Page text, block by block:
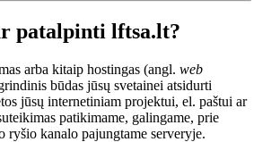
patalpinti lftsa.lt?
arba kitaip hostingas (angl. web
būdas jūsų svetainei atsidurti
jūsų internetiniam projektui, el. paštui ar
patikimame, galingame, prie
ryšio kanalo pajungtame serveryje.